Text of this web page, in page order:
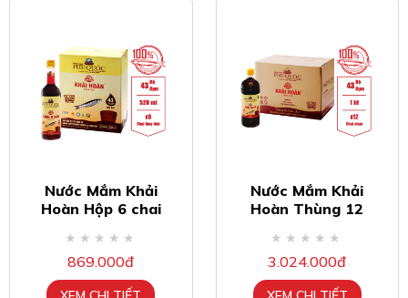
Nước Mắm Khải
Hoàn Hộp 6 chai
869.000đ
Nước Mắm Khải
Hoàn Thùng 12
đạm
3.024.000đ